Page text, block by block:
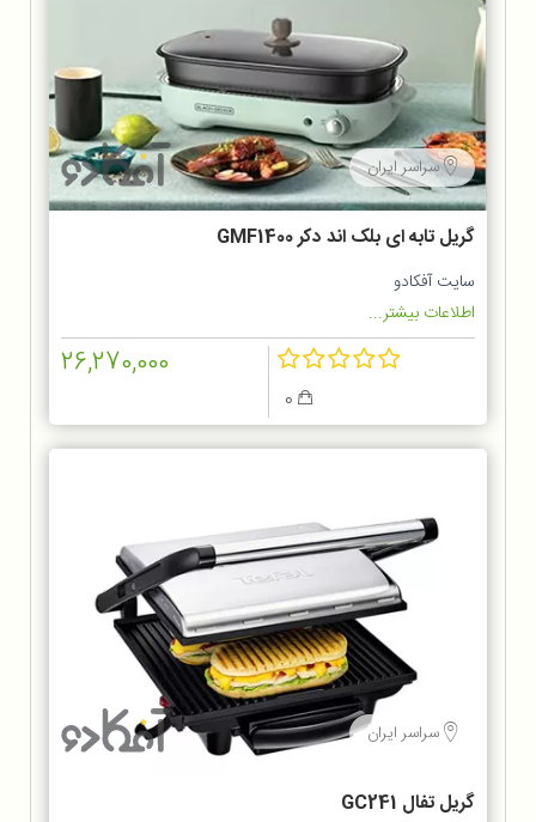
سراسر ایران
گریل تابه ای بلک اند دکر GMF1400
سایت آفکادو
اطلاعات بیشتر...
26,270,000
سراسر ایران
گریل تفال GC241